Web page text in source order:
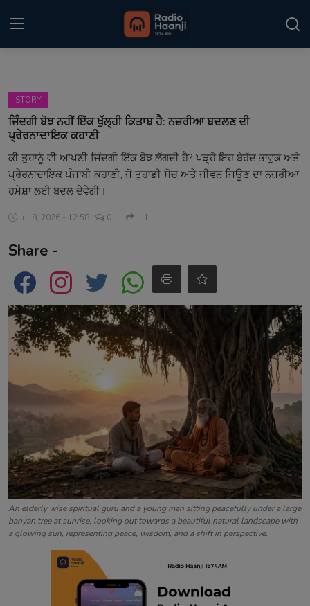
Home
Punjabi Podcast
Kitaab Kahani
Matrimonial
Event
Contact
STORY
ਜਿੰਦਗੀ ਬੋਝ ਨਹੀਂ ਇੱਕ ਖੁੱਲ੍ਹੀ ਕਿਤਾਬ ਹੈ: ਨਜ਼ਰੀਆ ਬਦਲਣ ਦੀ
ਪ੍ਰੇਰਨਾਦਾਇਕ ਕਹਾਣੀ
ਕੀ ਤੁਹਾਨੂੰ ਵੀ ਆਪਣੀ ਜਿੰਦਗੀ ਇੱਕ ਬੋਝ ਲੱਗਦੀ ਹੈ? ਪੜ੍ਹੋ ਇਹ ਬੇਹੱਦ ਭਾਵੁਕ ਅਤੇ
ਪ੍ਰੇਰਨਾਦਾਇਕ ਪੰਜਾਬੀ ਕਹਾਣੀ, ਜੋ ਤੁਹਾਡੀ ਸੋਚ ਅਤੇ ਜੀਵਨ ਜਿਊਣ ਦਾ ਨਜ਼ਰੀਆ
ਹਮੇਸ਼ਾ ਲਈ ਬਦਲ ਦੇਵੇਗੀ।
Jul 8, 2026 - 12:58 0 1
Share -
An elderly wise spiritual guru and a young man sitting peacefully under a large
banyan tree at sunrise, looking out towards a beautiful natural landscape with
a glowing sun, representing peace, wisdom, and a shift in perspective.